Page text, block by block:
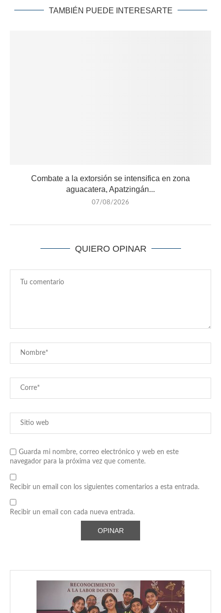
TAMBIÉN PUEDE INTERESARTE
Combate a la extorsión se intensifica en zona
aguacatera, Apatzingán...
07/08/2026
QUIERO OPINAR
Guarda mi nombre, correo electrónico y web en este
navegador para la próxima vez que comente.
Recibir un email con los siguientes comentarios a esta entrada.
Recibir un email con cada nueva entrada.